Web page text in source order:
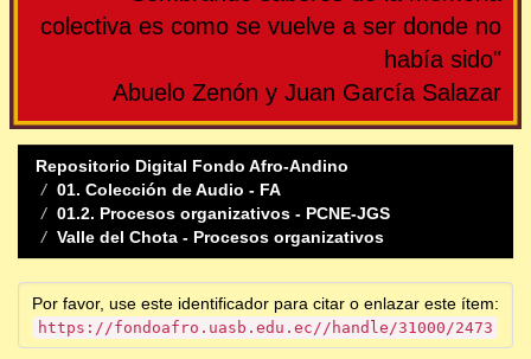
colectiva es como se vuelve a ser donde no
había sido"
Abuelo Zenón y Juan García Salazar
Repositorio Digital Fondo Afro-Andino
01. Colección de Audio - FA
01.2. Procesos organizativos - PCNE-JGS
Valle del Chota - Procesos organizativos
Por favor, use este identificador para citar o enlazar este ítem:
https://fondoafro.uasb.edu.ec//handle/31000/2473